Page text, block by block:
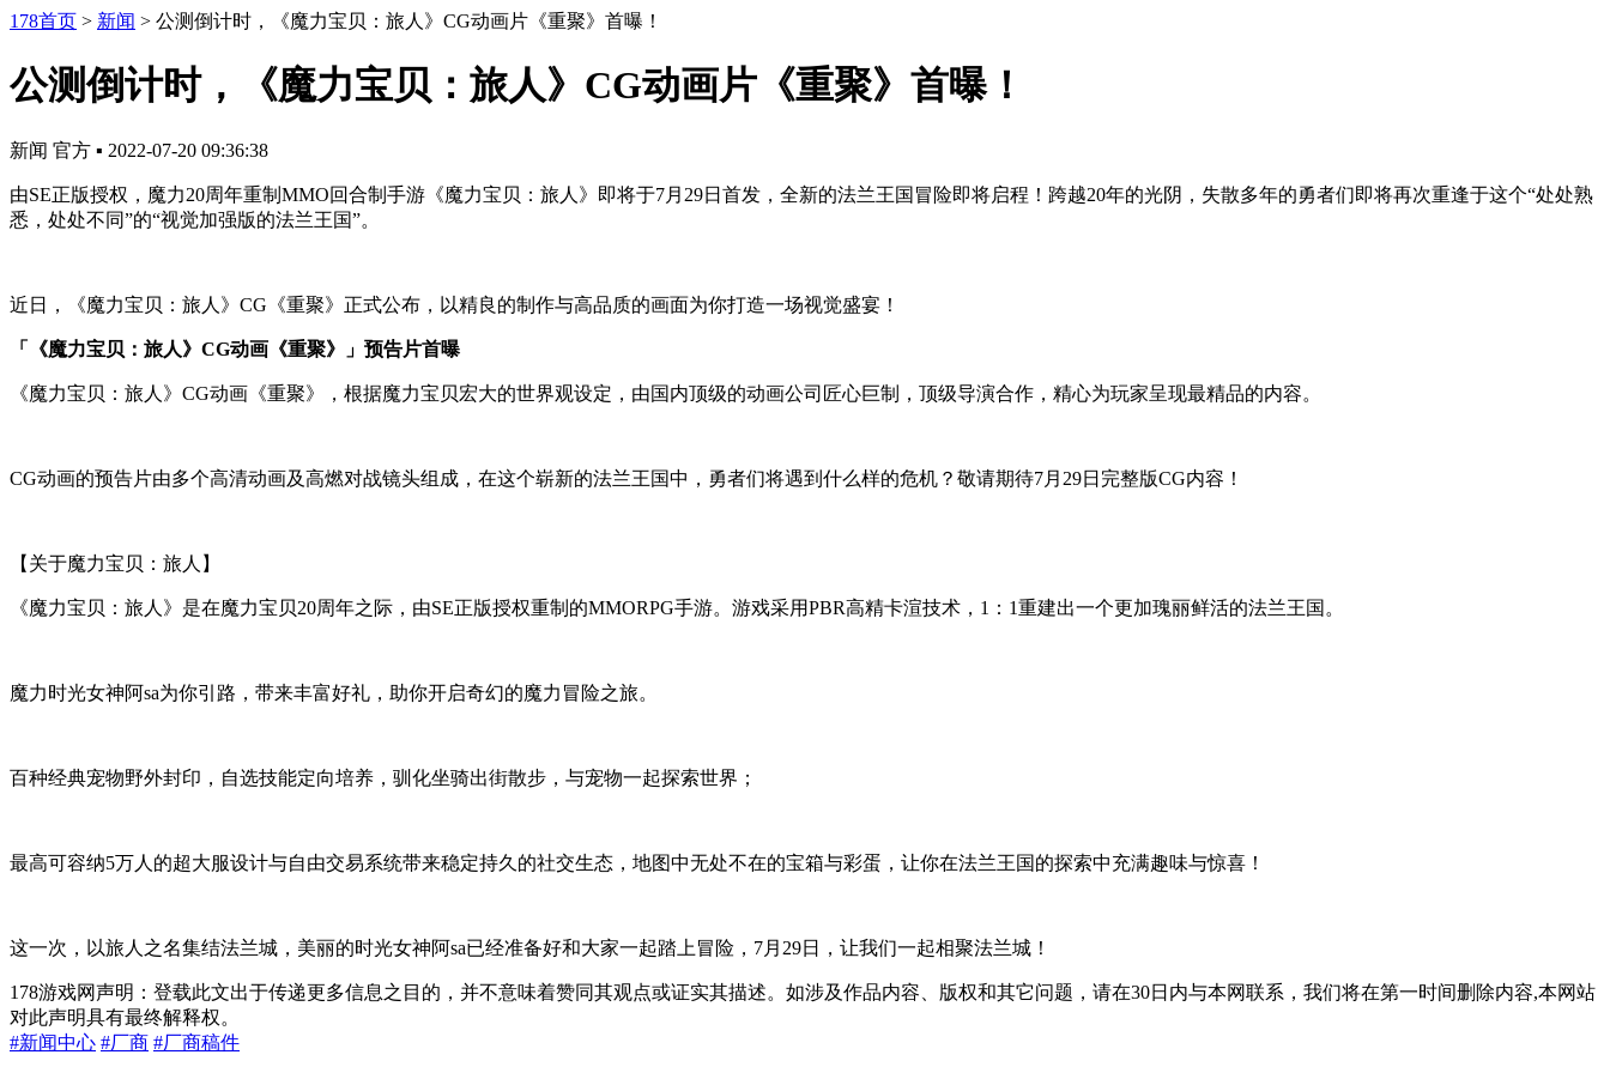
178首页 > 新闻 > 公测倒计时，《魔力宝贝：旅人》CG动画片《重聚》首曝！
公测倒计时，《魔力宝贝：旅人》CG动画片《重聚》首曝！
新闻 官方 ▪ 2022-07-20 09:36:38
由SE正版授权，魔力20周年重制MMO回合制手游《魔力宝贝：旅人》即将于7月29日首发，全新的法兰王国冒险即将启程！跨越20年的光阴，失散多年的勇者们即将再次重逢于这个“处处熟
悉，处处不同”的“视觉加强版的法兰王国”。
近日，《魔力宝贝：旅人》CG《重聚》正式公布，以精良的制作与高品质的画面为你打造一场视觉盛宴！
「《魔力宝贝：旅人》CG动画《重聚》」预告片首曝
《魔力宝贝：旅人》CG动画《重聚》，根据魔力宝贝宏大的世界观设定，由国内顶级的动画公司匠心巨制，顶级导演合作，精心为玩家呈现最精品的内容。
CG动画的预告片由多个高清动画及高燃对战镜头组成，在这个崭新的法兰王国中，勇者们将遇到什么样的危机？敬请期待7月29日完整版CG内容！
【关于魔力宝贝：旅人】
《魔力宝贝：旅人》是在魔力宝贝20周年之际，由SE正版授权重制的MMORPG手游。游戏采用PBR高精卡渲技术，1：1重建出一个更加瑰丽鲜活的法兰王国。
魔力时光女神阿sa为你引路，带来丰富好礼，助你开启奇幻的魔力冒险之旅。
百种经典宠物野外封印，自选技能定向培养，驯化坐骑出街散步，与宠物一起探索世界；
最高可容纳5万人的超大服设计与自由交易系统带来稳定持久的社交生态，地图中无处不在的宝箱与彩蛋，让你在法兰王国的探索中充满趣味与惊喜！
这一次，以旅人之名集结法兰城，美丽的时光女神阿sa已经准备好和大家一起踏上冒险，7月29日，让我们一起相聚法兰城！
178游戏网声明：登载此文出于传递更多信息之目的，并不意味着赞同其观点或证实其描述。如涉及作品内容、版权和其它问题，请在30日内与本网联系，我们将在第一时间删除内容,本网站
对此声明具有最终解释权。
#新闻中心 #厂商 #厂商稿件